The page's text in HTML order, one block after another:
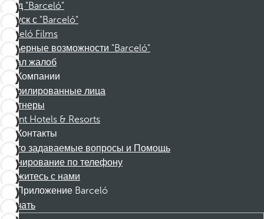
Фонд "Barceló"
Отпуск с "Barceló"
Barceló Films
Карьерные возможности "Barceló"
Канал жалоб
Компании
Аффилированные лица
Партнеры
Dorint Hotels & Resorts
Контакты
Часто задаваемые вопросы и Помощь
Бронирование по телефону
Свяжитесь с нами
Приложение Barceló
Скачать